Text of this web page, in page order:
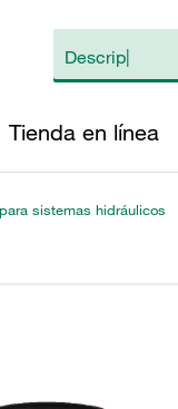
Tienda en línea
sistemas hidráulicos